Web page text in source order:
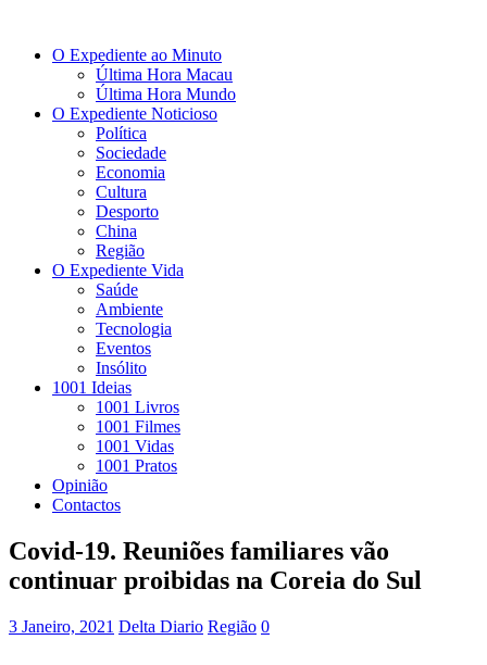
O Expediente ao Minuto
Última Hora Macau
Última Hora Mundo
O Expediente Noticioso
Política
Sociedade
Economia
Cultura
Desporto
China
Região
O Expediente Vida
Saúde
Ambiente
Tecnologia
Eventos
Insólito
1001 Ideias
1001 Livros
1001 Filmes
1001 Vidas
1001 Pratos
Opinião
Contactos
Covid-19. Reuniões familiares vão
continuar proibidas na Coreia do Sul
3 Janeiro, 2021 Delta Diario Região 0